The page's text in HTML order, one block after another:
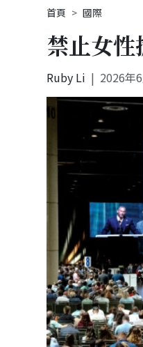
首頁 國際
禁止女
Ruby Li 2026年